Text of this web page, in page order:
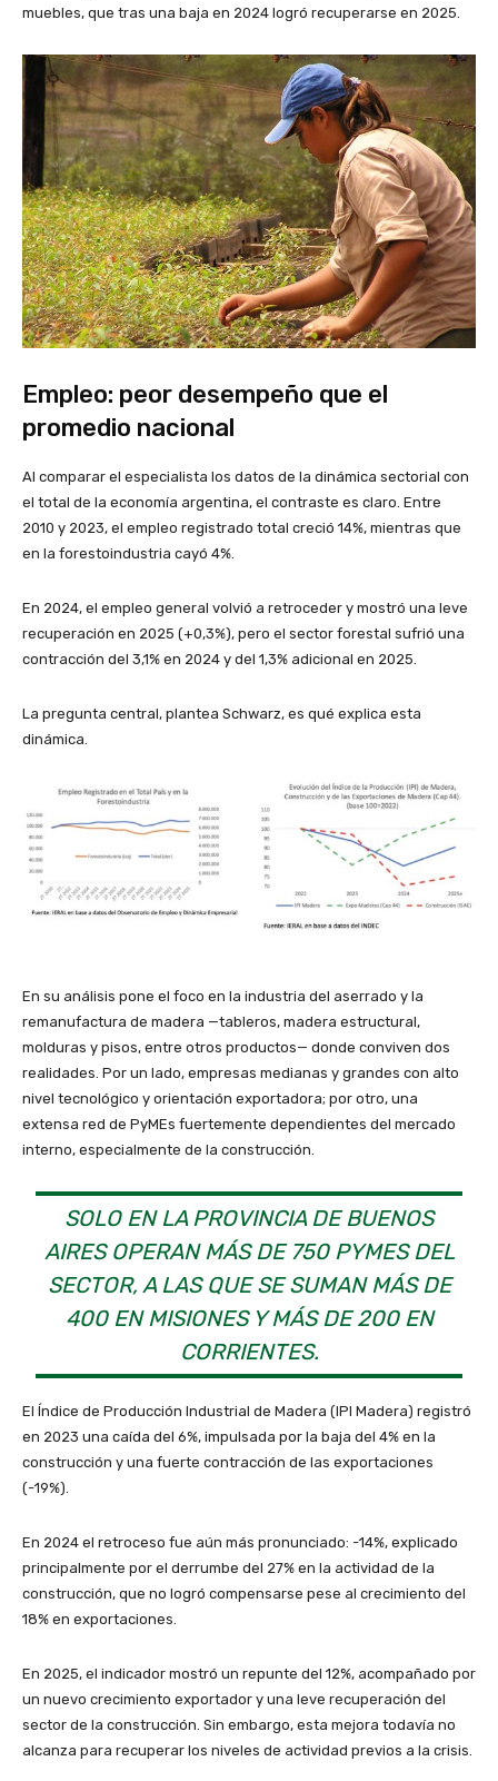
muebles, que tras una baja en 2024 logró recuperarse en 2025.
Empleo: peor desempeño que el
promedio nacional
Al comparar el especialista los datos de la dinámica sectorial con
el total de la economía argentina, el contraste es claro. Entre
2010 y 2023, el empleo registrado total creció 14%, mientras que
en la forestoindustria cayó 4%.
En 2024, el empleo general volvió a retroceder y mostró una leve
recuperación en 2025 (+0,3%), pero el sector forestal sufrió una
contracción del 3,1% en 2024 y del 1,3% adicional en 2025.
La pregunta central, plantea Schwarz, es qué explica esta
dinámica.
En su análisis pone el foco en la industria del aserrado y la
remanufactura de madera —tableros, madera estructural,
molduras y pisos, entre otros productos— donde conviven dos
realidades. Por un lado, empresas medianas y grandes con alto
nivel tecnológico y orientación exportadora; por otro, una
extensa red de PyMEs fuertemente dependientes del mercado
interno, especialmente de la construcción.
SOLO EN LA PROVINCIA DE BUENOS
AIRES OPERAN MÁS DE 750 PYMES DEL
SECTOR, A LAS QUE SE SUMAN MÁS DE
400 EN MISIONES Y MÁS DE 200 EN
CORRIENTES.
El Índice de Producción Industrial de Madera (IPI Madera) registró
en 2023 una caída del 6%, impulsada por la baja del 4% en la
construcción y una fuerte contracción de las exportaciones
(-19%).
En 2024 el retroceso fue aún más pronunciado: -14%, explicado
principalmente por el derrumbe del 27% en la actividad de la
construcción, que no logró compensarse pese al crecimiento del
18% en exportaciones.
En 2025, el indicador mostró un repunte del 12%, acompañado por
un nuevo crecimiento exportador y una leve recuperación del
sector de la construcción. Sin embargo, esta mejora todavía no
alcanza para recuperar los niveles de actividad previos a la crisis.